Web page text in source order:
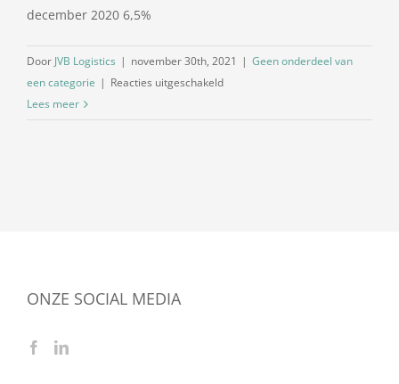
december 2020 6,5%
Door JVB Logistics | november 30th, 2021 | Geen onderdeel van
een categorie | Reacties uitgeschakeldvoor
Lees meer
ONZE SOCIAL MEDIA